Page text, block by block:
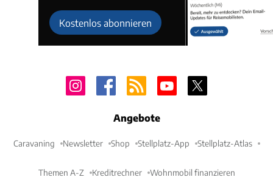
Kostenlos abonnieren
Angebote
Caravaning Newsletter Shop Stellplatz-App Stellplatz-Atlas
Themen A-Z Kreditrechner Wohnmobil finanzieren